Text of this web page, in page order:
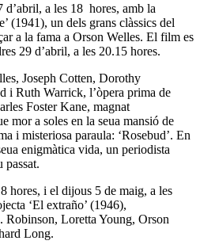
d’abril, a les 18 hores, amb la
(1941), un dels grans clàssics del
a la fama a Orson Welles. El film es
29 d’abril, a les 20.15 hores.
Joseph Cotten, Dorothy
i Ruth Warrick, l’òpera prima de
Foster Kane, magnat
mor a soles en la seua mansió de
i misteriosa paraula: ‘Rosebud’. En
enigmàtica vida, un periodista
passat.
hores, i el dijous 5 de maig, a les
‘El extraño’ (1946),
Robinson, Loretta Young, Orson
Long.